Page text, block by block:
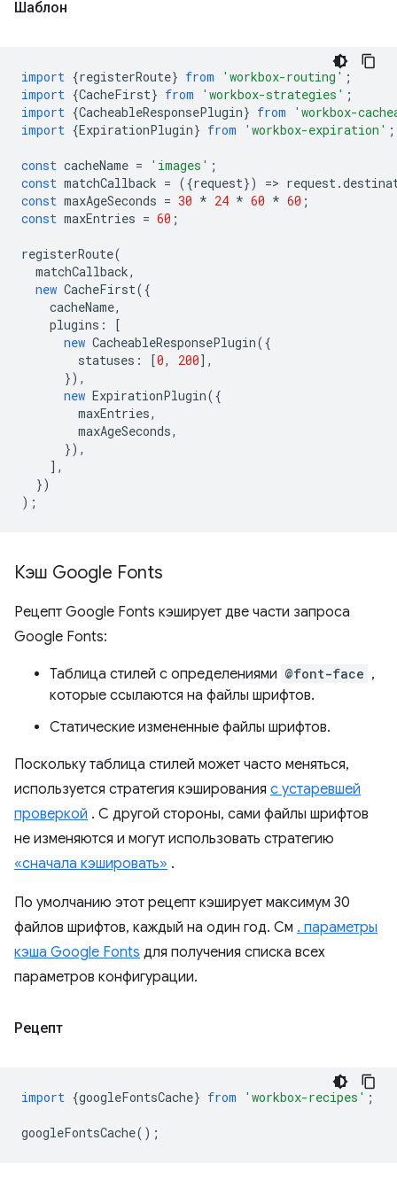
Шаблон
import {registerRoute} from 'workbox-routing' ;
import {CacheFirst} from 'workbox-strategies' ;
import {CacheableResponsePlugin} from
'workbox-
import {ExpirationPlugin} from 'workbox-expiration' ;
const cacheName = 'images' ;
const matchCallback = ({request}) => request.
const maxAgeSeconds = 30 * 24 * 60 * 60 ;
const maxEntries = 60 ;
registerRoute(
matchCallback,
new CacheFirst({
cacheName,
plugins :
[
new CacheableResponsePlugin({
statuses : [0, 200],
}),
new ExpirationPlugin({
maxEntries,
maxAgeSeconds,
}),
],
})
);
Кэш Google Fonts
Рецепт Google Fonts кэширует две части запроса
Google Fonts:
Таблица стилей с определениями @font-face ,
которые ссылаются на файлы шрифтов.
Статические измененные файлы шрифтов.
Поскольку таблица стилей может часто меняться,
используется стратегия кэширования с устаревшей
проверкой . С другой стороны, сами файлы шрифтов
не изменяются и могут использовать стратегию
«сначала кэшировать» .
По умолчанию этот рецепт кэширует максимум 30
файлов шрифтов, каждый на один год. См . параметры
кэша Google Fonts для получения списка всех
параметров конфигурации.
Рецепт
import {googleFontsCache} from 'workbox-recipes' ;
googleFontsCache();